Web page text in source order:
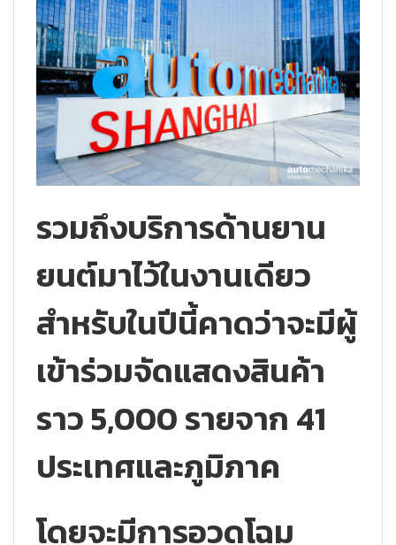
รวมถึงบริการด้านยาน
ยนต์มาไว้ในงานเดียว
สำหรับในปีนี้คาดว่าจะมีผู้
เข้าร่วมจัดแสดงสินค้า
ราว 5,000 รายจาก 41
ประเทศและภูมิภาค
โดยจะมีการอวดโฉม